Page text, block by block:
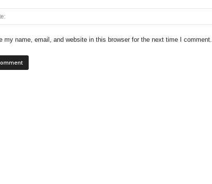
my name, email, and website in this browser for the next time I comment.